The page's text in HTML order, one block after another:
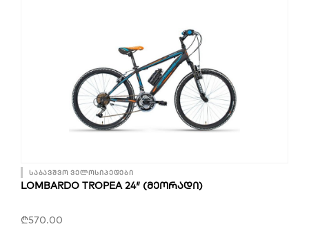
საბავშვო ველოსიპედები
LOMBARDO TROPEA 24″ (ᲛᲔᲝᲠᲐᲓᲘ)
₾570.00